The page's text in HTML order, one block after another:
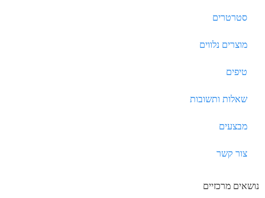
סטרטרים
מוצרים נלווים
טיפים
שאלות ותשובות
מבצעים
צור קשר
נושאים מרכזיים